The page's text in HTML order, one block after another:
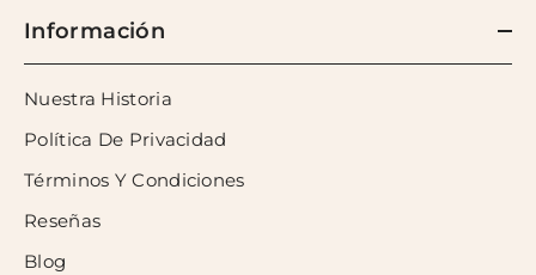
Información
Nuestra Historia
Política De Privacidad
Términos Y Condiciones
Reseñas
Blog